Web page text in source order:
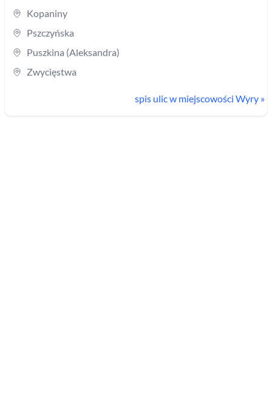
Kopaniny
Pszczyńska
Puszkina (Aleksandra)
Zwycięstwa
spis ulic w miejscowości Wyry »